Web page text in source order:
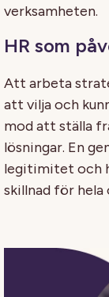
verksamheten.
HR som
Att arbeta
att vilja och
mod att ställa
lösningar. En
legitimitet och
skillnad för hela